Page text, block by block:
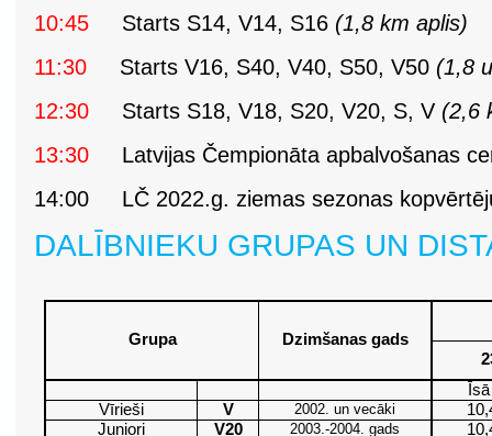
10:45
Starts S14, V14, S16 (1,8 km aplis)
11:30
Starts V16, S40, V40, S50, V50 (1,8
12:30
Starts S18, V18, S20, V20, S, V (2,6
13:30 Latvijas Čempionāta apbalvošanas
14:00 LČ 2022.g. ziemas sezonas
DALĪBNIEKU GRUPAS UN
Grupa
Dzimšanas gads
Vīrieši
V 2002. un vecāki
Juniori
V20 2003.-2004. gads